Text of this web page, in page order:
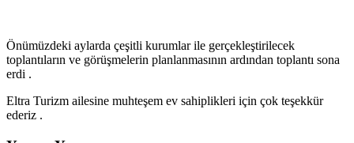
Önümüzdeki aylarda çeşitli kurumlar ile gerçekleştirilecek
toplantıların ve görüşmelerin planlanmasının ardından toplantı sona
erdi .
Eltra Turizm ailesine muhteşem ev sahiplikleri için çok teşekkür
ederiz .